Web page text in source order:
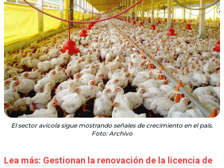
El sector avícola sigue mostrando señales de crecimiento en el país.
Foto: Archivo
Lea más: Gestionan la renovación de la licencia de